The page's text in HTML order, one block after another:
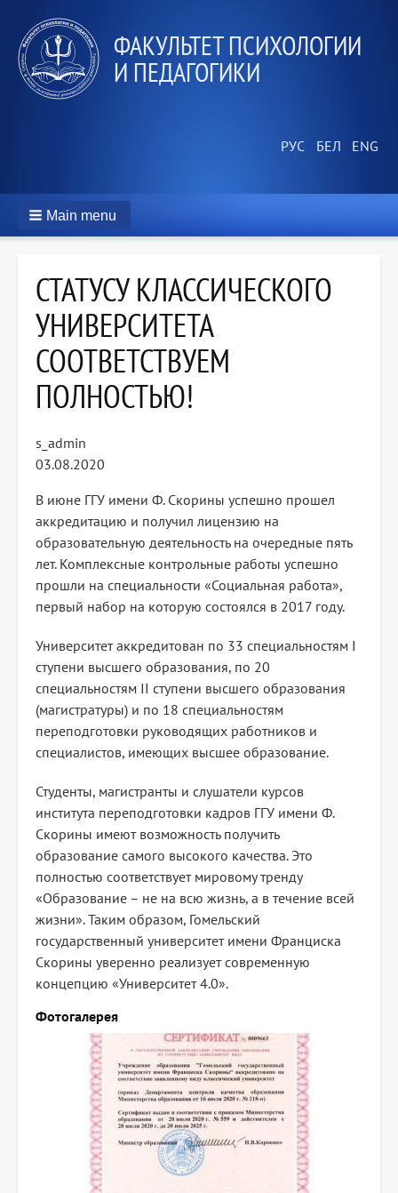
ФАКУЛЬТЕТ ПСИХОЛОГИИ
И ПЕДАГОГИКИ
Main menu
СТАТУСУ КЛАССИЧЕСКОГО
УНИВЕРСИТЕТА
СООТВЕТСТВУЕМ
ПОЛНОСТЬЮ!
s_admin
03.08.2020
В июне ГГУ имени Ф. Скорины успешно прошел
аккредитацию и получил лицензию на
образовательную деятельность на очередные пять
лет. Комплексные контрольные работы успешно
прошли на специальности «Социальная работа»,
первый набор на которую состоялся в 2017 году.
Университет аккредитован по 33 специальностям I
ступени высшего образования, по 20
специальностям II ступени высшего образования
(магистратуры) и по 18 специальностям
переподготовки руководящих работников и
специалистов, имеющих высшее образование.
Студенты, магистранты и слушатели курсов
института переподготовки кадров ГГУ имени Ф.
Скорины имеют возможность получить
образование самого высокого качества. Это
полностью соответствует мировому тренду
«Образование – не на всю жизнь, а в течение всей
жизни». Таким образом, Гомельский
государственный университет имени Франциска
Скорины уверенно реализует современную
концепцию «Университет 4.0».
Фотогалерея